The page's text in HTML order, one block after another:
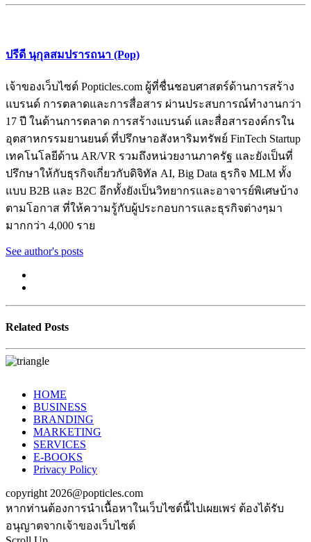
ปรีดี นุกุลสมปรารถนา (Pop)
เจ้าของเว็บไซต์ Popticles.com ผู้ที่ชื่นชอบศาสตร์ด้านการสร้าง
แบรนด์ การตลาดและการสื่อสาร ผ่านประสบการณ์ทำงานกว่า
17 ปี ในด้านการตลาด การสร้างแบรนด์ และสื่อสารองค์กรใน
อุตสาหกรรมยานยนต์ ที่ปรึกษาอสังหาริมทรัพย์ FinTech Startup
เทคโนโลยีด้าน AR/VR รวมถึงหน่วยงานภาครัฐ และยังเป็นที่
ปรึกษาให้กับธุรกิจเกี่ยวกับดิจิทัล AI, Big Data ธุรกิจ MLM ทั้ง
แบบ B2B และ B2C อีกทั้งยังเป็นวิทยากรและอาจารย์พิเศษบ้าง
ตามโอกาส ที่ให้ความรู้กับผู้ประกอบการและธุรกิจต่างๆมา
มากกว่า 4,000 ราย
See author's posts
Related Posts
HOME
BUSINESS
BRANDING
MARKETING
SERVICES
E-BOOKS
Privacy Policy
copyright 2026@popticles.com
หากท่านต้องการนำเนื้อหาในเว็บไซต์นี้ไปเผยเพร่ ต้องได้รับ
อนุญาตจากเจ้าของเว็บไซต์